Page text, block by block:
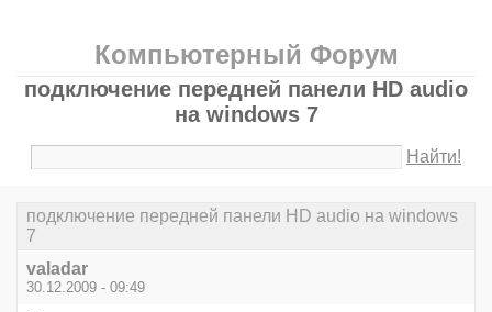
Компьютерный Форум
подключение передней панели HD audio
на windows 7
Найти!
подключение передней панели HD audio на windows
7
valadar
30.12.2009 - 09:49